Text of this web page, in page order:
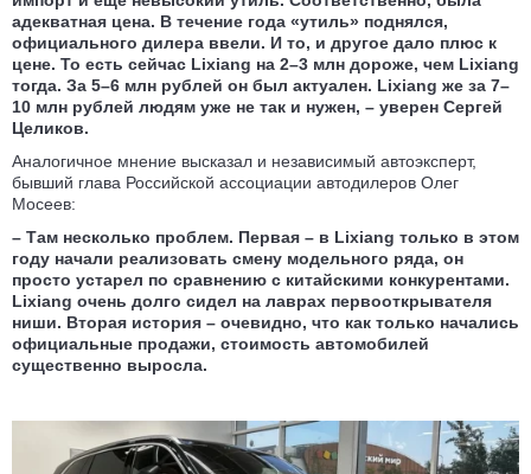
адекватная цена. В течение года «утиль» поднялся,
официального дилера ввели. И то, и другое дало плюс к
цене. То есть сейчас Lixiang на 2–3 млн дороже, чем Lixiang
тогда. За 5–6 млн рублей он был актуален. Lixiang же за 7–
10 млн рублей людям уже не так и нужен, – уверен Сергей
Целиков.
Аналогичное мнение высказал и независимый автоэксперт,
бывший глава Российской ассоциации автодилеров Олег
Мосеев:
– Там несколько проблем. Первая – в Lixiang только в этом
году начали реализовать смену модельного ряда, он
просто устарел по сравнению с китайскими конкурентами.
Lixiang очень долго сидел на лаврах первооткрывателя
ниши. Вторая история – очевидно, что как только начались
официальные продажи, стоимость автомобилей
существенно выросла.